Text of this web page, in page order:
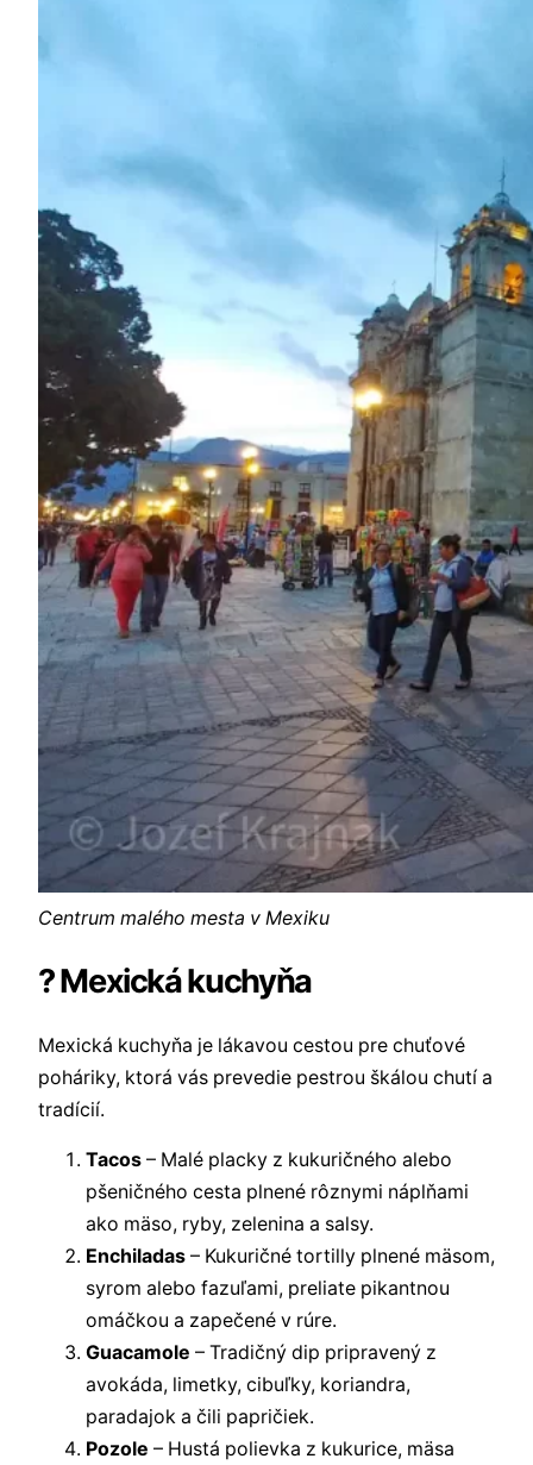
Centrum malého mesta v Mexiku
? Mexická kuchyňa
Mexická kuchyňa je lákavou cestou pre chuťové
poháriky, ktorá vás prevedie pestrou škálou chutí a
tradícií.
Tacos – Malé placky z kukuričného alebo
pšeničného cesta plnené rôznymi náplňami
ako mäso, ryby, zelenina a salsy.
Enchiladas – Kukuričné tortilly plnené mäsom,
syrom alebo fazuľami, preliate pikantnou
omáčkou a zapečené v rúre.
Guacamole – Tradičný dip pripravený z
avokáda, limetky, cibuľky, koriandra,
paradajok a čili papričiek.
Pozole – Hustá polievka z kukurice, mäsa